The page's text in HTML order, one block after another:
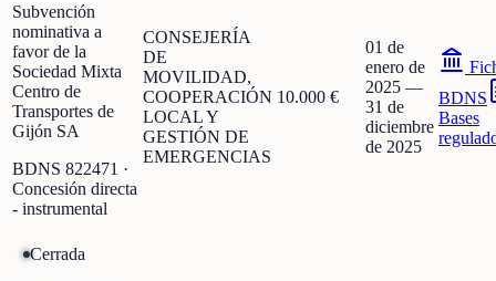
Subvención
nominativa a
favor de la
Sociedad Mixta
Centro de
Transportes de
Gijón SA
BDNS 822471 ·
Concesión directa
- instrumental
CONSEJERÍA
DE
MOVILIDAD,
COOPERACIÓN
LOCAL Y
GESTIÓN DE
EMERGENCIAS
10.000 €
01 de
enero de
2025 —
31 de
diciembre
de 2025
BDNS
Bases
Cerrada